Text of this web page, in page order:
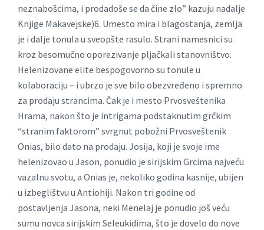
neznabošcima, i prodadoše se da čine zlo” kazuju nadalje
Knjige Makavejske)6. Umesto mira i blagostanja, zemlja
je i dalje tonula u sveopšte rasulo. Strani namesnici su
kroz besomučno oporezivanje pljačkali stanovništvo.
Helenizovane elite bespogovorno su tonule u
kolaboraciju – i ubrzo je sve bilo obezvređeno i spremno
za prodaju strancima. Čak je i mesto Prvosveštenika
Hrama, nakon što je intrigama podstaknutim grčkim
“stranim faktorom” svrgnut pobožni Prvosveštenik
Onias, bilo dato na prodaju. Josija, koji je svoje ime
helenizovao u Jason, ponudio je sirijskim Grcima najveću
vazalnu svotu, a Onias je, nekoliko godina kasnije, ubijen
u izbeglištvu u Antiohiji. Nakon tri godine od
postavljenja Jasona, neki Menelaj je ponudio još veću
sumu novca sirijskim Seleukidima, što je dovelo do nove